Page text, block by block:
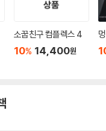
소꿉친구 컴플렉스 4
10% 14,400원